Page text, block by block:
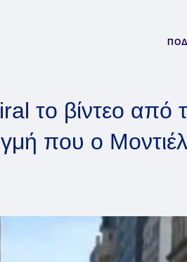
το βίντεο από
που ο